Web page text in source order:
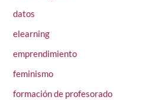
datos
elearning
emprendimiento
feminismo
formación de profesorado